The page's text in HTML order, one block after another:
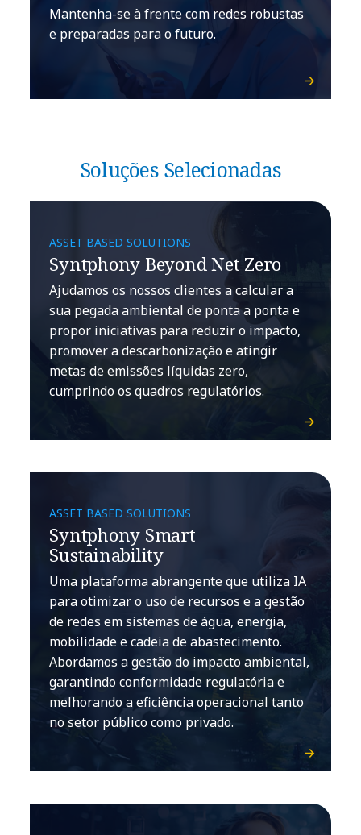
Mantenha-se à frente com redes robustas
e preparadas para o futuro.
Soluções Selecionadas
ASSET BASED SOLUTIONS
Syntphony Beyond Net Zero
Ajudamos os nossos clientes a calcular a
sua pegada ambiental de ponta a ponta e
propor iniciativas para reduzir o impacto,
promover a descarbonização e atingir
metas de emissões líquidas zero,
cumprindo os quadros regulatórios.
ASSET BASED SOLUTIONS
Syntphony Smart
Sustainability
Uma plataforma abrangente que utiliza IA
para otimizar o uso de recursos e a gestão
de redes em sistemas de água, energia,
mobilidade e cadeia de abastecimento.
Abordamos a gestão do impacto ambiental,
garantindo conformidade regulatória e
melhorando a eficiência operacional tanto
no setor público como privado.